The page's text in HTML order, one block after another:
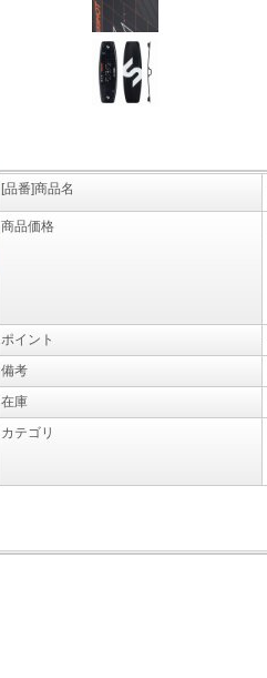
[品番]商品名
商品価格
ポイント
備考
在庫
カテゴリ